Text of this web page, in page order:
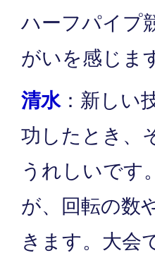
ハーフパイプ
がいを感じま
清水：新しい
功したとき、
うれしいです
が、回転の数
きます。大会